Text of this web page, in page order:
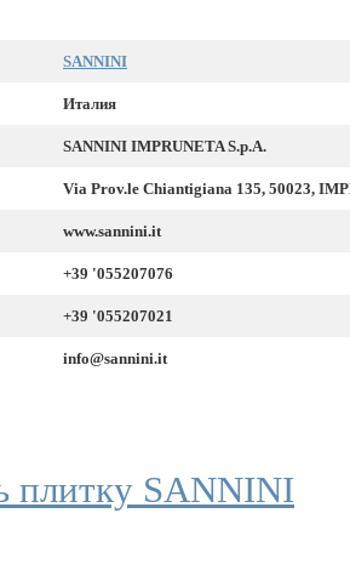
SANNINI
Италия
SANNINI IMPRUNETA S.p.A.
Via Prov.le Chiantigiana 135, 50023,
www.sannini.it
+39 '055207076
+39 '055207021
info@sannini.it
плитку SANNINI